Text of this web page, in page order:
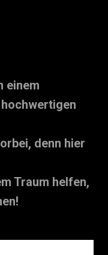
einem
denn hier
Traum helfen,